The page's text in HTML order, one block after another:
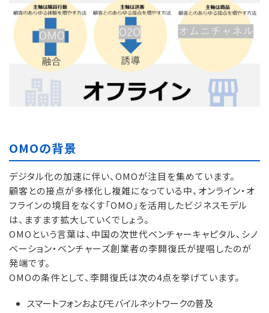
OMOの背景
デジタル化の加速に伴い、OMOが注目を集めています。
顧客との接点が多様化し複雑になっている中、オンライン・オ
フラインの境目をなくす「OMO」を活用したビジネスモデル
は、ますます拡大していくでしょう。
OMOという言葉は、中国の次世代ベンチャーキャピタル、シノ
ベーション・ベンチャーズ創業者の李開復氏が提唱したのが
発端です。
OMOの条件として、李開復氏は次の4点を挙げています。
スマートフォンおよびモバイルネットワークの普及